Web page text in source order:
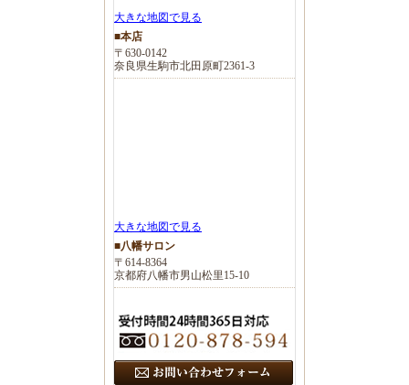
大きな地図で見る
■本店
〒630-0142
奈良県生駒市北田原町2361-3
大きな地図で見る
■八幡サロン
〒614-8364
京都府八幡市男山松里15-10